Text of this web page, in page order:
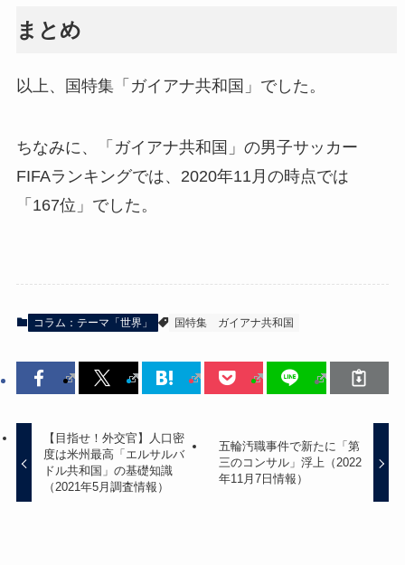
まとめ
以上、国特集「ガイアナ共和国」でした。
ちなみに、「ガイアナ共和国」の男子サッカー
FIFAランキングでは、2020年11月の時点では
「167位」でした。
コラム：テーマ「世界」 国特集 ガイアナ共和国
【目指せ！外交官】人口密
度は米州最高「エルサルバ
ドル共和国」の基礎知識
（2021年5月調査情報）
五輪汚職事件で新たに「第
三のコンサル」浮上（2022
年11月7日情報）